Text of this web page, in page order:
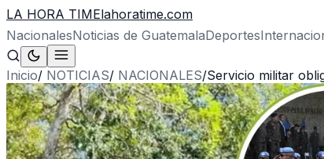
LA HORA TIMElahoratime.com
NacionalesNoticias de GuatemalaDeportes
Inicio/ NOTICIAS/ NACIONALES/Servicio militar